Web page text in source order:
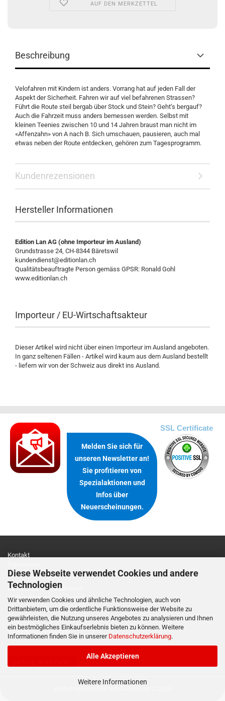
Diese Webseite verwendet Cookies und andere
Technologien
Wir verwenden Cookies und ähnliche Technologien, auch von
Drittanbietern, um die ordentliche Funktionsweise der Website zu
gewährleisten, die Nutzung unseres Angebotes zu analysieren und Ihnen
ein bestmögliches Einkaufserlebnis bieten zu können. Weitere
Informationen finden Sie in unserer Datenschutzerklärung.
Alle Akzeptieren
Weitere Informationen
AUF DEN MERKZETTEL
Beschreibung
Velofahren mit Kindern ist anders. Vorrang hat auf jeden Fall der
Aspekt der Sicherheit. Fahren wir auf viel befahrenen Strassen?
Führt die Route steil bergab über Stock und Stein? Geht‘s bergauf?
Auch die Fahrzeit muss anders bemessen werden. Selbst mit
kleinen Teenies zwischen 10 und 14 Jahren braust man nicht im
«Affenzahn» von A nach B. Sich umschauen, pausieren, auch mal
etwas neben der Route entdecken, gehören zum Tagesprogramm.
Kundenrezensionen
Hersteller Informationen
Edition Lan AG (ohne Importeur im Ausland)
Grundstrasse 24, CH-8344 Bäretswil
kundendienst@editionlan.ch
Qualitätsbeauftragte Person gemäss GPSR: Ronald Gohl
www.editionlan.ch
Importeur / EU-Wirtschaftsakteur
Dieser Artikel wird nicht über einen Importeur im Ausland angeboten.
In ganz seltenen Fällen - Artikel wird kaum aus dem Ausland bestellt
- liefern wir von der Schweiz aus direkt ins Ausland.
Melden Sie sich für
unseren Newsletter an!
Sie profitieren von
Spezialaktionen und
Infos über
Neuerscheinungen.
SSL Certificate
Kontakt
Liefer- und Versandkosten
Widerrufsrecht und -formular
AGB
Datenschutzerklärung